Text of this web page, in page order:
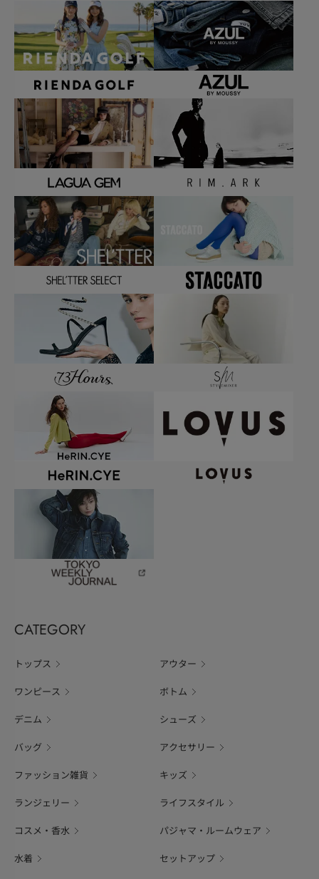
CATEGORY
トップス アウター
ワンピース ボトム
デニム シューズ
バッグ アクセサリー
ファッション雑貨 キッズ
ランジェリー ライフスタイル
コスメ・香水 パジャマ・ルームウェア
水着 セットアップ